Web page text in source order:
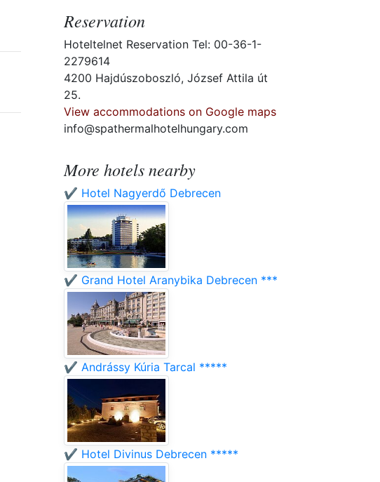
Reservation
Hoteltelnet Reservation Tel: 00-36-1-
2279614
4200 Hajdúszoboszló, József Attila út
25.
View accommodations on Google maps
info@spathermalhotelhungary.com
More hotels nearby
✔️ Hotel Nagyerdő Debrecen
✔️ Grand Hotel Aranybika Debrecen ***
✔️ Andrássy Kúria Tarcal *****
✔️ Hotel Divinus Debrecen *****